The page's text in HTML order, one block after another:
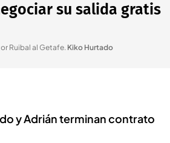
su salida gratis
Ruibal al Getafe. Kiko Hurtado
y Adrián terminan contrato